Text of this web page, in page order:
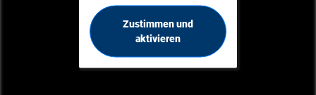
Zustimmen und
aktivieren